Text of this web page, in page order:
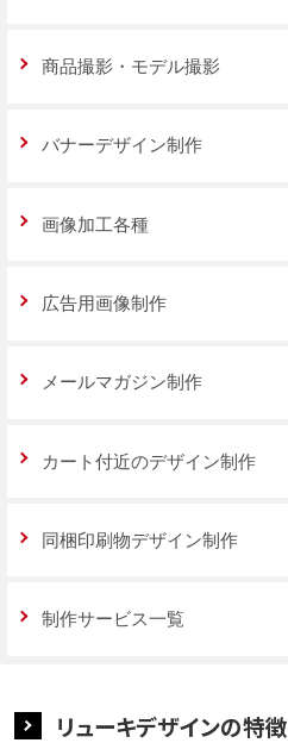
商品撮影・モデル撮影
バナーデザイン制作
画像加工各種
広告用画像制作
メールマガジン制作
カート付近のデザイン制作
同梱印刷物デザイン制作
制作サービス一覧
リューキデザインの特徴